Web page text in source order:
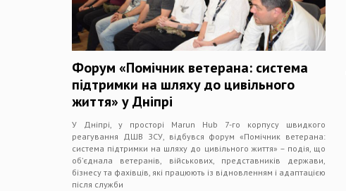
Форум «Помічник ветерана: система
підтримки на шляху до цивільного
життя» у Дніпрі
У Дніпрі, у просторі Marun Hub 7-го корпусу швидкого
реагування ДШВ ЗСУ, відбувся форум «Помічник ветерана:
система підтримки на шляху до цивільного життя» – подія, що
об’єднала ветеранів, військових, представників держави,
бізнесу та фахівців, які працюють із відновленням і адаптацією
після служби